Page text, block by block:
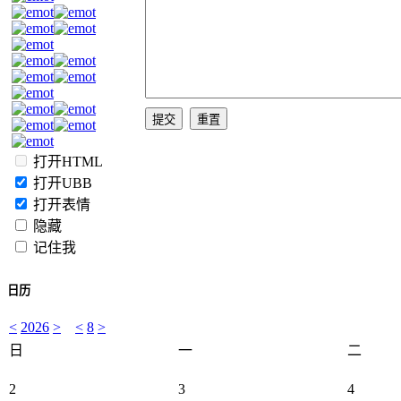
打开HTML
打开UBB
打开表情
隐藏
记住我
日历
< 2026 > < 8 >
日
一 二
2
3 4